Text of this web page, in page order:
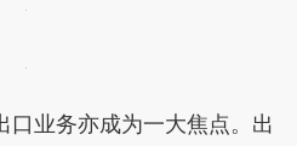
口业务亦成为一大焦点。出